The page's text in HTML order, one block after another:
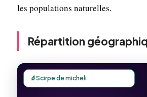
les populations naturelles.
Répartition